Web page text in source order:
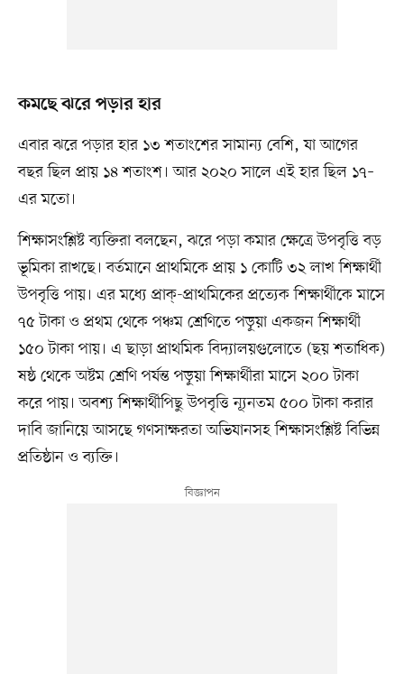
কমছে ঝরে পড়ার হার
এবার ঝরে পড়ার হার ১৩ শতাংশের সামান্য বেশি, যা আগের
বছর ছিল প্রায় ১৪ শতাংশ। আর ২০২০ সালে এই হার ছিল ১৭–
এর মতো।
শিক্ষাসংশ্লিষ্ট ব্যক্তিরা বলছেন, ঝরে পড়া কমার ক্ষেত্রে উপবৃত্তি বড়
ভূমিকা রাখছে। বর্তমানে প্রাথমিকে প্রায় ১ কোটি ৩২ লাখ শিক্ষার্থী
উপবৃত্তি পায়। এর মধ্যে প্রাক্-প্রাথমিকের প্রত্যেক শিক্ষার্থীকে মাসে
৭৫ টাকা ও প্রথম থেকে পঞ্চম শ্রেণিতে পড়ুয়া একজন শিক্ষার্থী
১৫০ টাকা পায়। এ ছাড়া প্রাথমিক বিদ্যালয়গুলোতে (ছয় শতাধিক)
ষষ্ঠ থেকে অষ্টম শ্রেণি পর্যন্ত পড়ুয়া শিক্ষার্থীরা মাসে ২০০ টাকা
করে পায়। অবশ্য শিক্ষার্থীপিছু উপবৃত্তি ন্যূনতম ৫০০ টাকা করার
দাবি জানিয়ে আসছে গণসাক্ষরতা অভিযানসহ শিক্ষাসংশ্লিষ্ট বিভিন্ন
প্রতিষ্ঠান ও ব্যক্তি।